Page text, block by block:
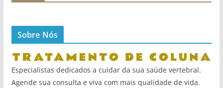
Sobre Nós
Especialistas dedicados a cuidar da sua saúde vertebral.
Agende sua consulta e viva com mais qualidade de vida.